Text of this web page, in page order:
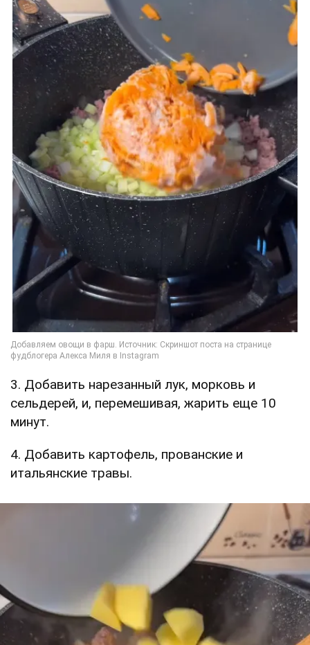
3. Добавить нарезанный лук, морковь и
сельдерей, и, перемешивая, жарить еще 10
минут.
4. Добавить картофель, прованские и
итальянские травы.